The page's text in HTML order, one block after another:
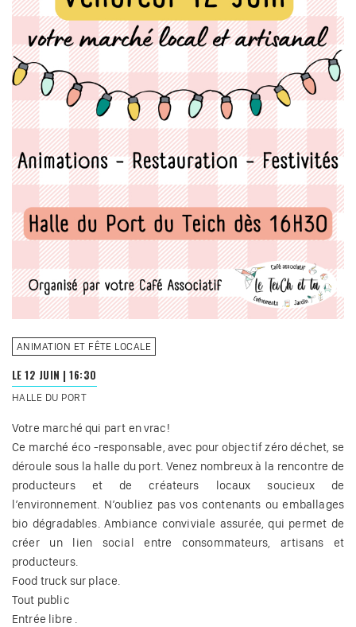
ANIMATION ET FÊTE LOCALE
LE 12 JUIN |16:30
HALLE DU PORT
Votre marché qui part en vrac!
Ce marché éco -responsable, avec pour objectif zéro déchet, se
déroule sous la halle du port. Venez nombreux à la rencontre de
producteurs et de créateurs locaux soucieux de
l’environnement. N’oubliez pas vos contenants ou emballages
bio dégradables. Ambiance conviviale assurée, qui permet de
créer un lien social entre consommateurs, artisans et
producteurs.
Food truck sur place.
Tout public
Entrée libre .